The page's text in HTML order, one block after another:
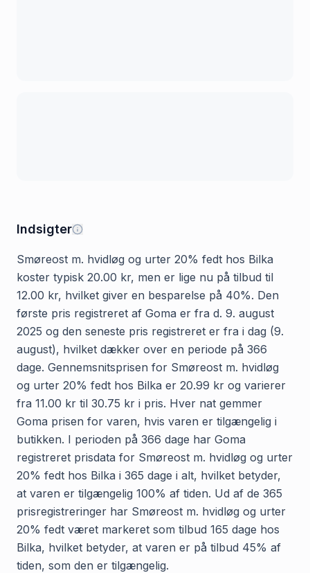
Indsigter
Smøreost m. hvidløg og urter 20% fedt hos Bilka
koster typisk 20.00 kr, men er lige nu på tilbud til
12.00 kr, hvilket giver en besparelse på 40%. Den
første pris registreret af Goma er fra d. 9. august
2025 og den seneste pris registreret er fra i dag (9.
august), hvilket dækker over en periode på 366
dage. Gennemsnitsprisen for Smøreost m. hvidløg
og urter 20% fedt hos Bilka er 20.99 kr og varierer
fra 11.00 kr til 30.75 kr i pris. Hver nat gemmer
Goma prisen for varen, hvis varen er tilgængelig i
butikken. I perioden på 366 dage har Goma
registreret prisdata for Smøreost m. hvidløg og urter
20% fedt hos Bilka i 365 dage i alt, hvilket betyder,
at varen er tilgængelig 100% af tiden. Ud af de 365
prisregistreringer har Smøreost m. hvidløg og urter
20% fedt været markeret som tilbud 165 dage hos
Bilka, hvilket betyder, at varen er på tilbud 45% af
tiden, som den er tilgængelig.